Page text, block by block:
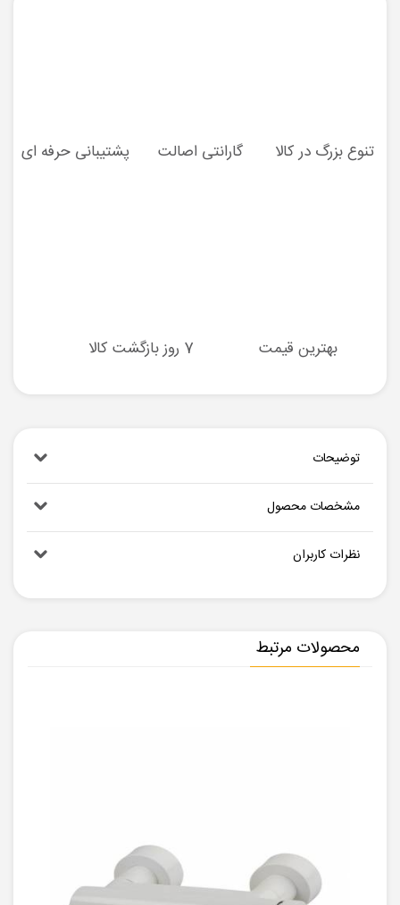
تنوع بزرگ در کالا گارانتی اصالت پشتیبانی حرفه ای
بهترین قیمت 7 روز بازگشت کالا
توضیحات
مشخصات محصول
نظرات کاربران
محصولات مرتبط